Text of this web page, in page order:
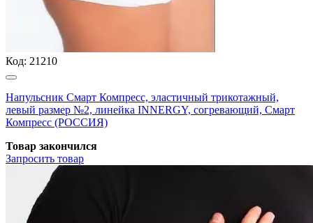
Код: 21210
Напульсник Смарт Компресс, эластичный трикотажный,
левый размер №2, линейка INNERGY, согревающий, Смарт
Компресс (РОССИЯ)
Товар закончился
Запросить товар